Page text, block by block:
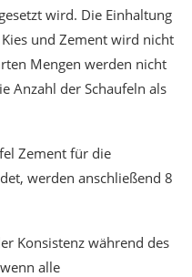
wird. Die Einhaltung
und Zement wird nicht
Mengen werden nicht
Anzahl der Schaufeln als
Zement für die
werden anschließend 8
Konsistenz während des
alle